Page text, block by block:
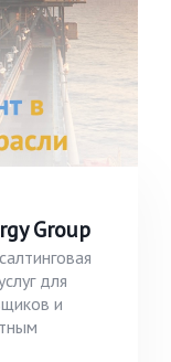
Group
для
и